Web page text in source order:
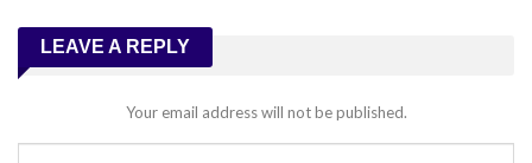
LEAVE A REPLY
Your email address will not be published.